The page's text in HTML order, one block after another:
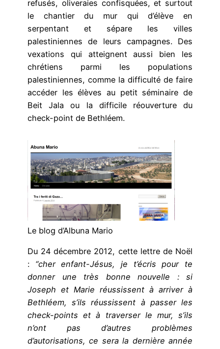
refusés, oliveraies confisquées, et surtout
le chantier du mur qui d’élève en
serpentant et sépare les villes
palestiniennes de leurs campagnes. Des
vexations qui atteignent aussi bien les
chrétiens parmi les populations
palestiniennes, comme la difficulté de faire
accéder les élèves au petit séminaire de
Beit Jala ou la difficile réouverture du
check-point de Bethléem.
Le blog d’Albuna Mario
Du 24 décembre 2012, cette lettre de Noël
: “cher enfant-Jésus, je t’écris pour te
donner une très bonne nouvelle : si
Joseph et Marie réussissent à arriver à
Bethléem, s’ils réussissent à passer les
check-points et à traverser le mur, s’ils
n’ont pas d’autres problèmes
d’autorisations, ce sera la dernière année